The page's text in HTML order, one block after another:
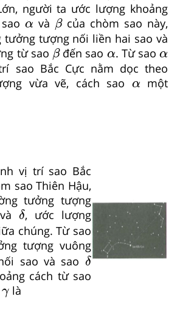
người ta ước lượng khoảng
α
α và β
βcủa chòm sao này,
tưởng tượng nối liền hai sao và
từ sao β
βđến sao α
α. Từ saoα
α
sao Bắc Cực nằm dọc theo
vừa vẽ, cách sao α
α một
vị trí sao Bắc
sao Thiên Hậu,
tưởng tượng
δδ, ước lượng
chúng. Từ sao
tượng vuông
sao và sao δ
δ
cách từ sao
γ
γlà